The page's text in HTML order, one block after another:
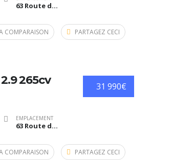
63 Route de Bazas, Langon, France
COMPARAISON PARTAGEZ CECI
31 990€
265cv
EMPLACEMENT
63 Route de Bazas, Langon, France
COMPARAISON PARTAGEZ CECI